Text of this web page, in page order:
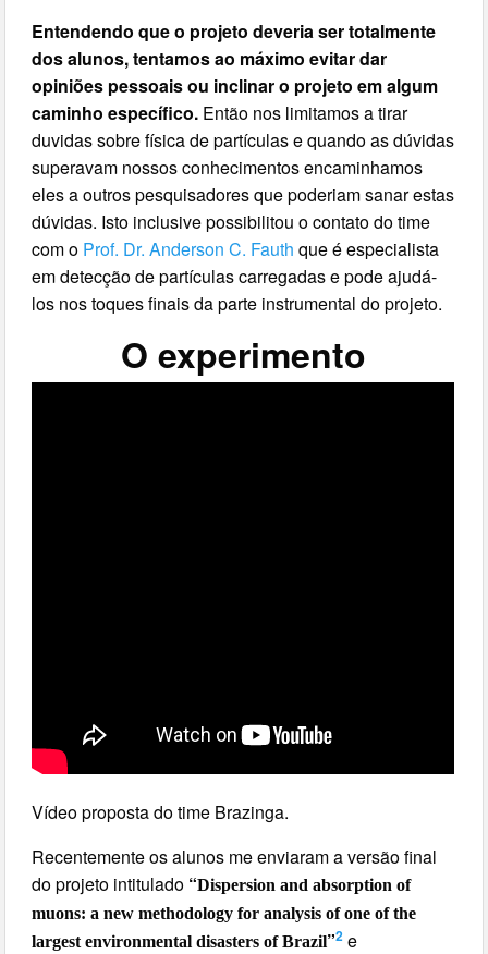
Entendendo que o projeto deveria ser totalmente
dos alunos, tentamos ao máximo evitar dar
opiniões pessoais ou inclinar o projeto em algum
caminho específico. Então nos limitamos a tirar
duvidas sobre física de partículas e quando as dúvidas
superavam nossos conhecimentos encaminhamos
eles a outros pesquisadores que poderiam sanar estas
dúvidas. Isto inclusive possibilitou o contato do time
com o Prof. Dr. Anderson C. Fauth que é especialista
em detecção de partículas carregadas e pode ajudá-
los nos toques finais da parte instrumental do projeto.
O experimento
Vídeo proposta do time Brazinga.
Recentemente os alunos me enviaram a versão final
do projeto intitulado “Dispersion and absorption of
muons: a new methodology for analysis of one of the
largest environmental disasters of Brazil”2 e